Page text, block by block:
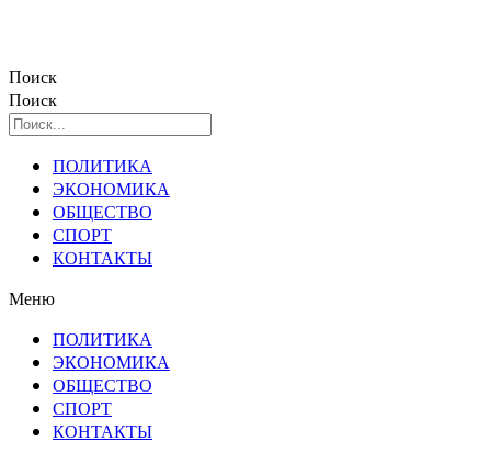
Поиск
Поиск
ПОЛИТИКА
ЭКОНОМИКА
ОБЩЕСТВО
СПОРТ
КОНТАКТЫ
Меню
ПОЛИТИКА
ЭКОНОМИКА
ОБЩЕСТВО
СПОРТ
КОНТАКТЫ